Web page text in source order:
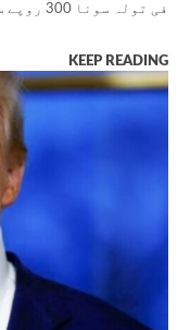
فی تولہ سونا 300 روپے سستا ہو کر 349,700 روپے پر آ گیا۔...
KEEP READING